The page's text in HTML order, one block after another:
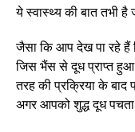
ये स्वास्थ्य की बात तभी
जैसा कि आप देख पा रहे हैं
जिस भैंस से दूध प्राप्त हुआ
तरह की प्रक्रिया के बाद
अगर आपको शुद्ध दूध